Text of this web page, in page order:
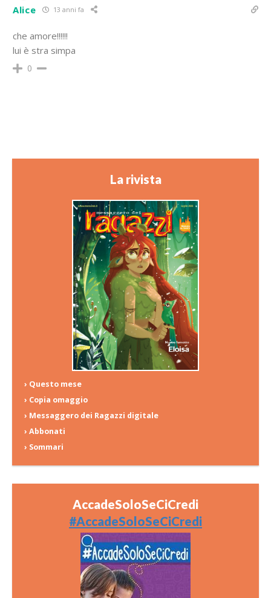
Alice 13 anni fa
che amore!!!!!!
lui è stra simpa
0
La rivista
› Questo mese
› Copia omaggio
› Messaggero dei Ragazzi digitale
› Abbonati
› Sommari
AccadeSoloSeCiCredi
#AccadeSoloSeCiCredi